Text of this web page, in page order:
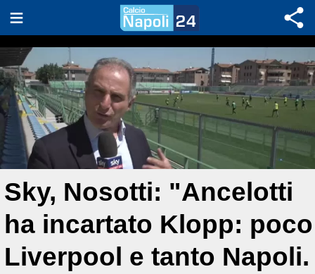
Sky, Nosotti: "Ancelotti
ha incartato Klopp: poco
Liverpool e tanto Napoli.